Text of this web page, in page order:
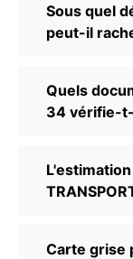
Sous quel
peut-il
Quels
34 vérifie-
L'estimation
Carte grise